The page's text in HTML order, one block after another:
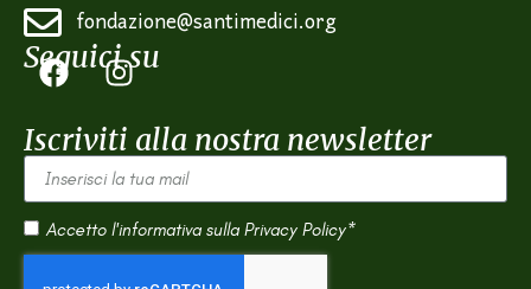
fondazione@santimedici.org
Seguici su
Iscriviti alla nostra newsletter
Accetto l'informativa sulla Privacy Policy*